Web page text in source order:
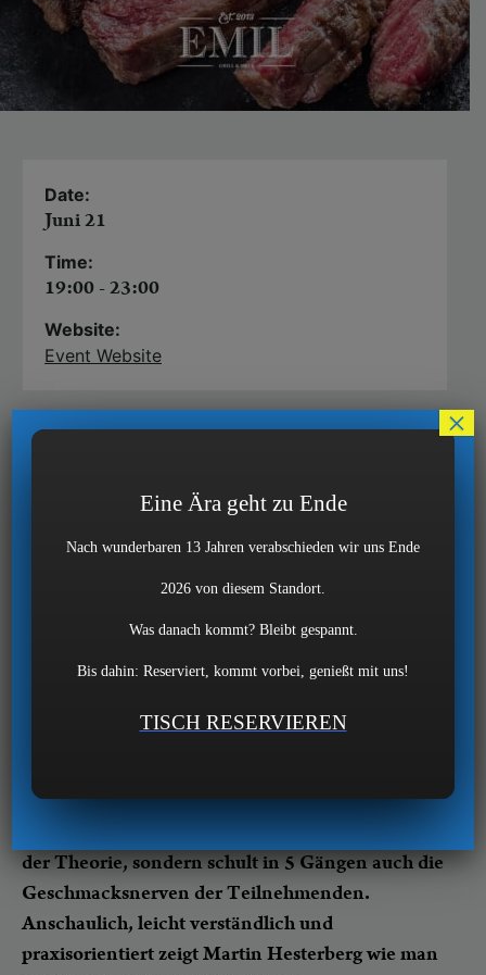
Date:
Juni 21
Time:
19:00 - 23:00
Website:
Event Website
Ein Seminar für alle, die mehr wollen: mehr
Steak-Akaemiker sind Ihnen die Grundlagen und
Steak-Akademiker ist dabei ebenso unterhaltsam
wie interessant – eben ein Genuss-Event mit
Fleischqualität wird dabei anschaulich und leicht
verständlich durch Martin Hesterberg, Gründer
der einfachen Umsetzbarkeit in der heimischen
der Theorie, sondern schult in 5 Gängen auch die
Geschmacksnerven der Teilnehmenden.
Anschaulich, leicht verständlich und
praxisorientiert zeigt Martin Hesterberg wie man
Eine Ära geht zu Ende
Nach wunderbaren 13 Jahren verabschieden wir uns Ende
2026 von diesem Standort.
Was danach kommt? Bleibt gespannt.
Bis dahin: Reserviert, kommt vorbei, genießt mit uns!
TISCH RESERVIEREN
×